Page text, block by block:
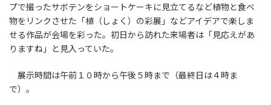
プで撮ったサボテンをショートケーキに見立てるなど植物と食べ
物をリンクさせた「植（しょく）の彩展」などアイデアで楽しま
せる作品が会場を彩った。初日から訪れた来場者は「見応えがあ
りますね」と見入っていた。
展示時間は午前１０時から午後５時まで（最終日は４時ま
で）。